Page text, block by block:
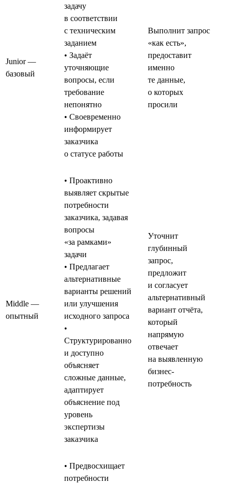
Junior —
базовый
задачу
в соответствии
с техническим
заданием
• Задаёт
уточняющие
вопросы, если
требование
непонятно
• Своевременно
информирует
заказчика
о статусе работы
Выполнит запрос
«как есть»,
предоставит
именно
те данные,
о которых
просили
Middle —
опытный
• Проактивно
выявляет скрытые
потребности
заказчика, задавая
вопросы
«за рамками»
задачи
• Предлагает
альтернативные
варианты решений
или улучшения
исходного запроса
•
Структурированно
и доступно
объясняет
сложные данные,
адаптирует
объяснение под
уровень
экспертизы
заказчика
Уточнит
глубинный
запрос,
предложит
и согласует
альтернативный
вариант отчёта,
который
напрямую
отвечает
на выявленную
бизнес-
потребность
• Предвосхищает
потребности